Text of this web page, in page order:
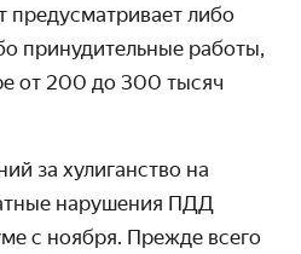
предусматривает либо
принудительные работы,
от 200 до 300 тысяч
за хулиганство на
нарушения ПДД
с ноября. Прежде всего